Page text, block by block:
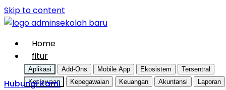
Skip to content
Home
fitur
Aplikasi Add-Ons Mobile App Ekosistem
Tersentral
Kesiswaan
Kepegawaian Keuangan Akuntansi Laporan
Hubungi Kami